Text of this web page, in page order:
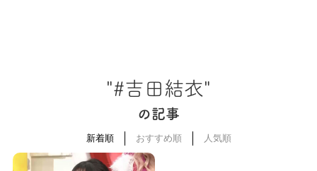
"#吉田結衣"
の記事
新着順 おすすめ順 人気順